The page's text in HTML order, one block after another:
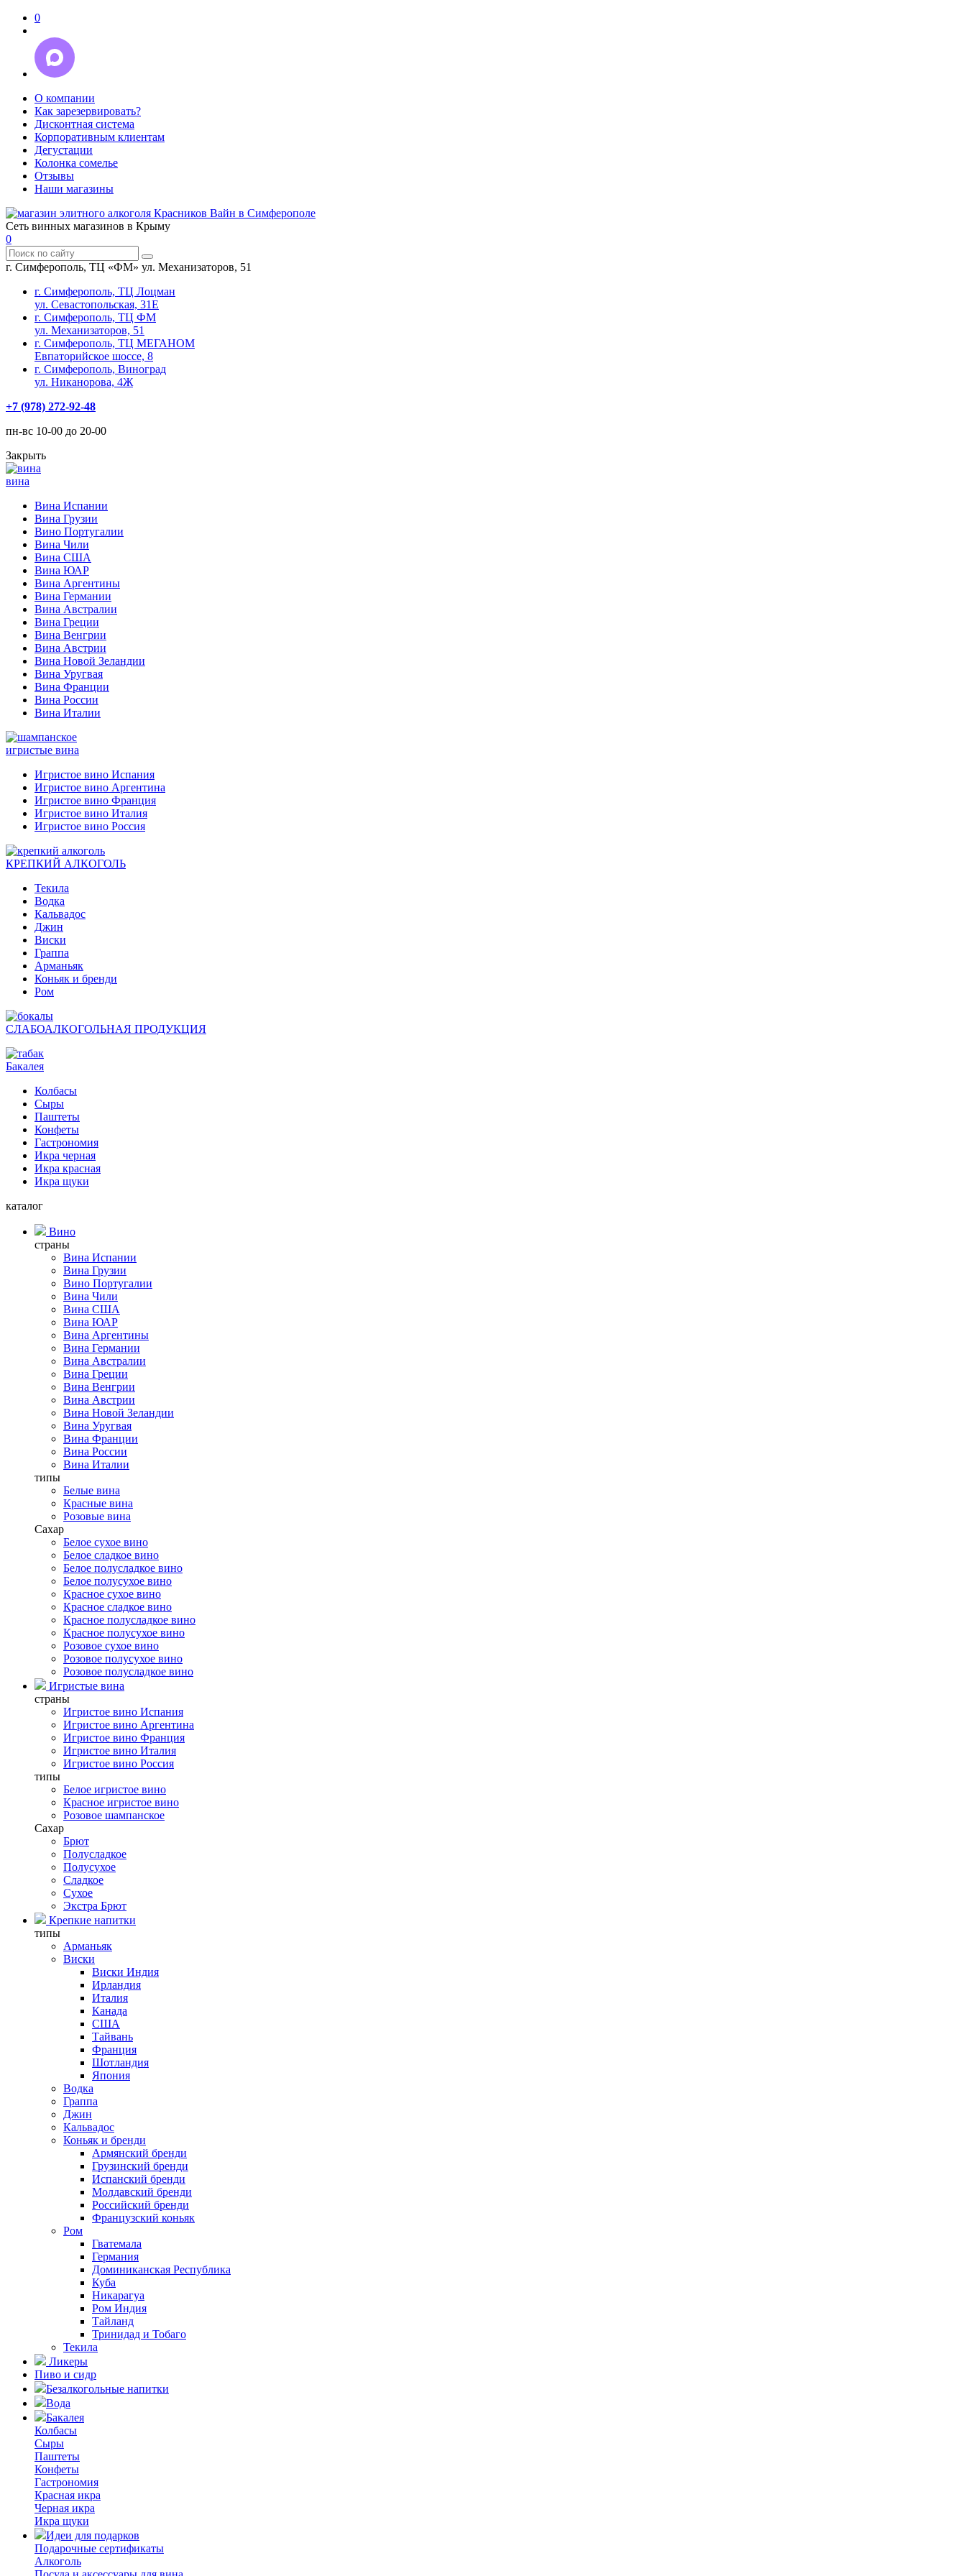
0
О компании
Как зарезервировать?
Дисконтная система
Корпоративным клиентам
Дегустации
Колонка сомелье
Отзывы
Наши магазины
Сеть винных магазинов в Крыму
0
г. Симферополь, ТЦ «ФМ» ул. Механизаторов, 51
г. Симферополь, ТЦ Лоцман
ул. Севастопольская, 31Е
г. Симферополь, ТЦ ФМ
ул. Механизаторов, 51
г. Симферополь, ТЦ МЕГАНОМ
Евпаторийское шоссе, 8
г. Симферополь, Виноград
ул. Никанорова, 4Ж
+7 (978) 272-92-48
пн-вс 10-00 до 20-00
Закрыть
вина
Вина Испании
Вина Грузии
Вино Португалии
Вина Чили
Вина США
Вина ЮАР
Вина Аргентины
Вина Германии
Вина Австралии
Вина Греции
Вина Венгрии
Вина Австрии
Вина Новой Зеландии
Вина Уругвая
Вина Франции
Вина России
Вина Италии
игристые вина
Игристое вино Испания
Игристое вино Аргентина
Игристое вино Франция
Игристое вино Италия
Игристое вино Россия
КРЕПКИЙ АЛКОГОЛЬ
Текила
Водка
Кальвадос
Джин
Виски
Граппа
Арманьяк
Коньяк и бренди
Ром
СЛАБОАЛКОГОЛЬНАЯ ПРОДУКЦИЯ
Бакалея
Колбасы
Сыры
Паштеты
Конфеты
Гастрономия
Икра черная
Икра красная
Икра щуки
каталог
Вино
страны
Вина Испании
Вина Грузии
Вино Португалии
Вина Чили
Вина США
Вина ЮАР
Вина Аргентины
Вина Германии
Вина Австралии
Вина Греции
Вина Венгрии
Вина Австрии
Вина Новой Зеландии
Вина Уругвая
Вина Франции
Вина России
Вина Италии
типы
Белые вина
Красные вина
Розовые вина
Сахар
Белое сухое вино
Белое сладкое вино
Белое полусладкое вино
Белое полусухое вино
Красное сухое вино
Красное сладкое вино
Красное полусладкое вино
Красное полусухое вино
Розовое сухое вино
Розовое полусухое вино
Розовое полусладкое вино
Игристые вина
страны
Игристое вино Испания
Игристое вино Аргентина
Игристое вино Франция
Игристое вино Италия
Игристое вино Россия
типы
Белое игристое вино
Красное игристое вино
Розовое шампанское
Сахар
Брют
Полусладкое
Полусухое
Сладкое
Сухое
Экстра Брют
Крепкие напитки
типы
Арманьяк
Виски
Виски Индия
Ирландия
Италия
Канада
США
Тайвань
Франция
Шотландия
Япония
Водка
Граппа
Джин
Кальвадос
Коньяк и бренди
Армянский бренди
Грузинский бренди
Испанский бренди
Молдавский бренди
Российский бренди
Французский коньяк
Ром
Гватемала
Германия
Доминиканская Республика
Куба
Никарагуа
Ром Индия
Тайланд
Тринидад и Тобаго
Текила
Ликеры
Пиво и сидр
Безалкогольные напитки
Вода
Бакалея
Колбасы
Сыры
Паштеты
Конфеты
Гастрономия
Красная икра
Черная икра
Икра щуки
Идеи для подарков
Подарочные сертификаты
Алкоголь